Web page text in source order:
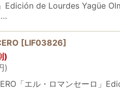
Edición de Lourdes Yagüe
…
[LIF03826]
)
)
「エル・ロマンセーロ」